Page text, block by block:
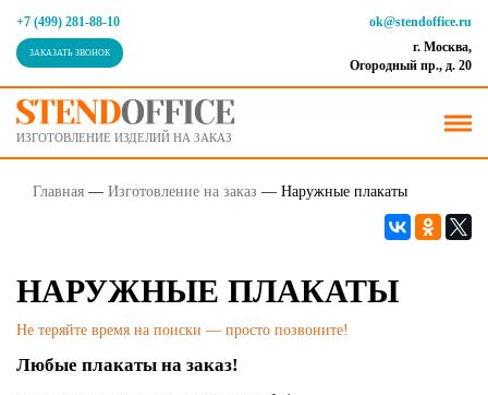
+7 (499) 281-88-10
ЗАКАЗАТЬ ЗВОНОК
ok@stendoffice.ru
г. Москва,
Огородный пр., д. 20
ИЗГОТОВЛЕНИЕ ИЗДЕЛИЙ НА ЗАКАЗ
Главная — Изготовление на заказ — Наружные плакаты
НАРУЖНЫЕ ПЛАКАТЫ
Не теряйте время на поиски — просто позвоните!
Любые плакаты на заказ!